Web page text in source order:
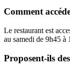
Comment
Le restaurant est
au samedi de 9h45 à
Proposent-ils